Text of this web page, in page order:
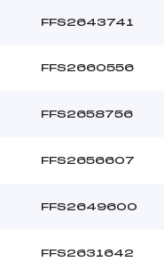
FFS2643741
FFS2660556
FFS2658756
FFS2656607
FFS2649600
FFS2631642